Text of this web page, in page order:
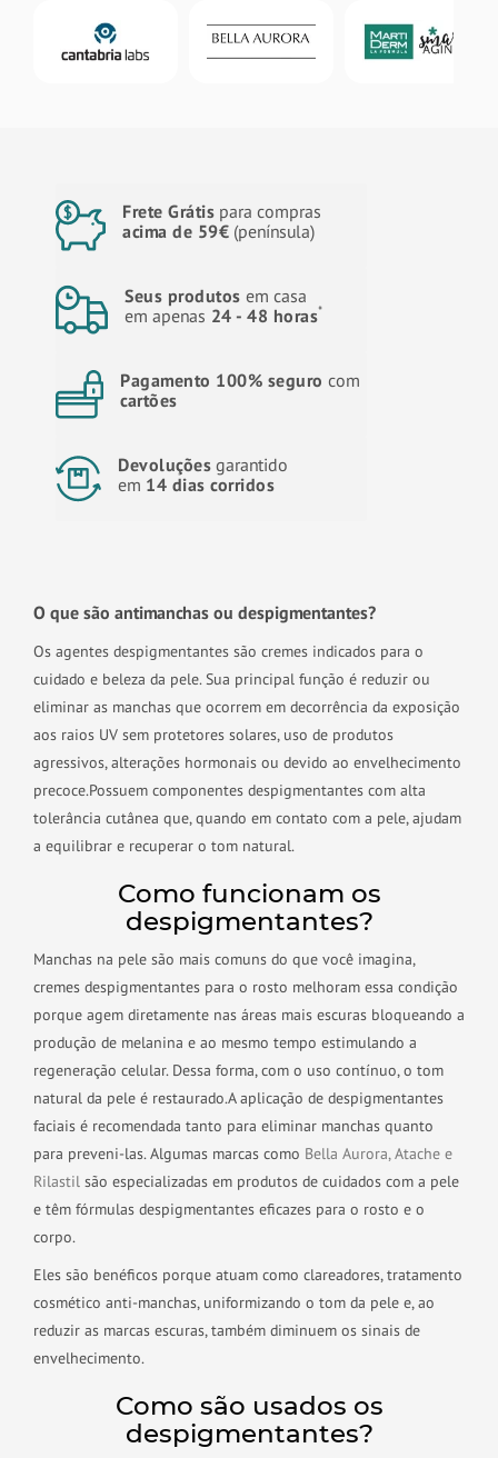
Frete Grátis para compras
acima de 59€ (península)
Seus produtos em casa
em apenas 24 - 48 horas*
Pagamento 100% seguro com
cartões
Devoluções garantido
em 14 dias corridos
O que são antimanchas ou despigmentantes?
Os agentes despigmentantes são cremes indicados para o
cuidado e beleza da pele. Sua principal função é reduzir ou
eliminar as manchas que ocorrem em decorrência da exposição
aos raios UV sem protetores solares, uso de produtos
agressivos, alterações hormonais ou devido ao envelhecimento
precoce.Possuem componentes despigmentantes com alta
tolerância cutânea que, quando em contato com a pele, ajudam
a equilibrar e recuperar o tom natural.
Como funcionam os
despigmentantes?
Manchas na pele são mais comuns do que você imagina,
cremes despigmentantes para o rosto melhoram essa condição
porque agem diretamente nas áreas mais escuras bloqueando a
produção de melanina e ao mesmo tempo estimulando a
regeneração celular. Dessa forma, com o uso contínuo, o tom
natural da pele é restaurado.A aplicação de despigmentantes
faciais é recomendada tanto para eliminar manchas quanto
para preveni-las. Algumas marcas como Bella Aurora,Atache e
Rilastil são especializadas em produtos de cuidados com a pele
e têm fórmulas despigmentantes eficazes para o rosto e o
corpo.
Eles são benéficos porque atuam como clareadores, tratamento
cosmético anti-manchas, uniformizando o tom da pele e, ao
reduzir as marcas escuras, também diminuem os sinais de
envelhecimento.
Como são usados os
despigmentantes?